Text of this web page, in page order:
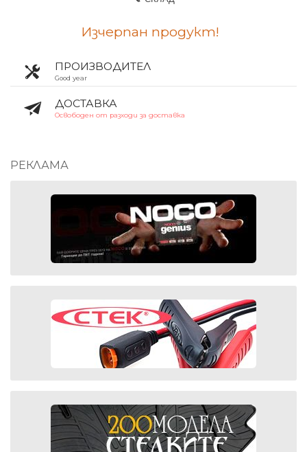
Изчерпан продукт!
ПРОИЗВОДИТЕЛ
Good year
ДОСТАВКА
Освободен от разходи за доставка
РЕКЛАМА